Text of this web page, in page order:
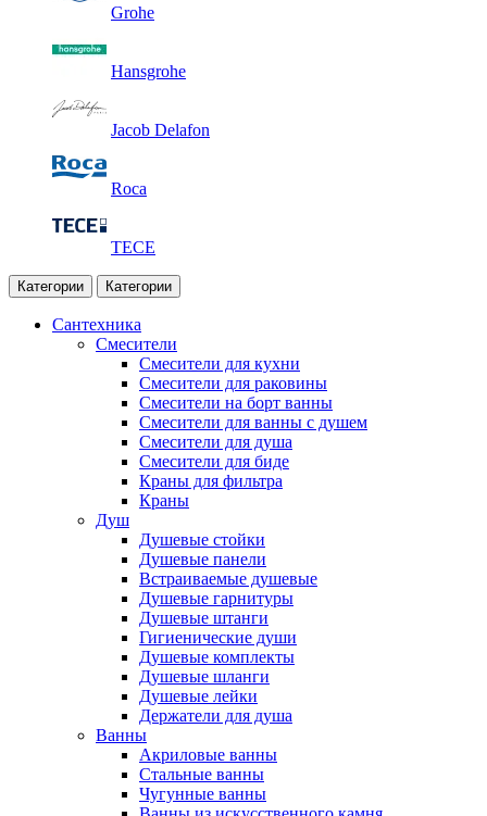
Grohe
Hansgrohe
Jacob Delafon
Roca
TECE
Категории Категории
Сантехника
Смесители
Смесители для кухни
Смесители для раковины
Смесители на борт ванны
Смесители для ванны с душем
Смесители для душа
Смесители для биде
Краны для фильтра
Краны
Душ
Душевые стойки
Душевые панели
Встраиваемые душевые
Душевые гарнитуры
Душевые штанги
Гигиенические души
Душевые комплекты
Душевые шланги
Душевые лейки
Держатели для душа
Ванны
Акриловые ванны
Стальные ванны
Чугунные ванны